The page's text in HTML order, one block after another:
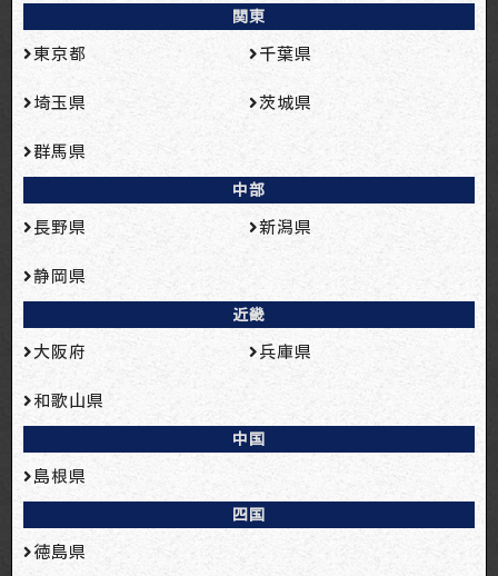
関東
東京都 千葉県
埼玉県 茨城県
群馬県
中部
長野県 新潟県
静岡県
近畿
大阪府 兵庫県
和歌山県
中国
島根県
四国
徳島県